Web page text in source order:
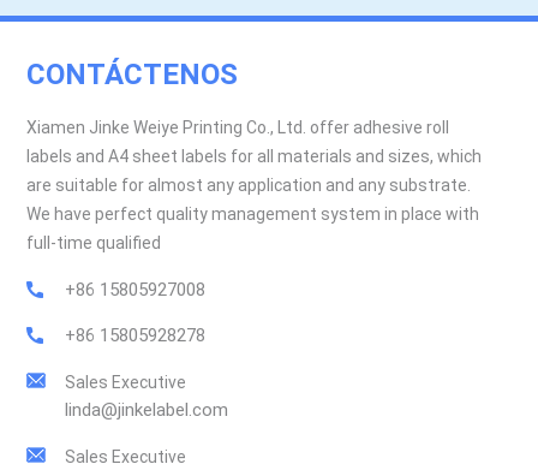
CONTÁCTENOS
Xiamen Jinke Weiye Printing Co., Ltd. offer adhesive roll
labels and A4 sheet labels for all materials and sizes, which
are suitable for almost any application and any substrate.
We have perfect quality management system in place with
full-time qualified
+86 15805927008
+86 15805928278
Sales Executive
linda@jinkelabel.com
Sales Executive